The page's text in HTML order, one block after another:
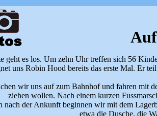
geht es los. Um zehn Uhr treffen sich 56
uns Robin Hood bereits das erste Mal. Er
wir uns auf zum Bahnhof und fahren mit
ziehen wollen. Nach einem kurzen
nach der Ankunft beginnen wir mit dem
etwa die Dusche, die